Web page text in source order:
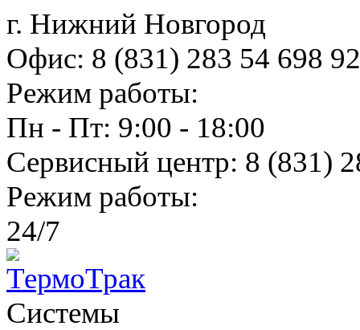
г. Нижний Новгород
Офис: 8 (831) 283 54 698
Режим работы:
Пн - Пт: 9:00 - 18:00
Сервисный центр: 8 (831)
Режим работы:
24/7
Системы